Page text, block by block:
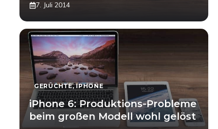
7. Juli 2014
GERÜCHTE,IPHONE
iPhone 6: Produktions-Probleme
beim großen Modell wohl gelöst